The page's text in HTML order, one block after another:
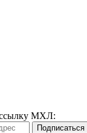
МХЛ:
Подписаться